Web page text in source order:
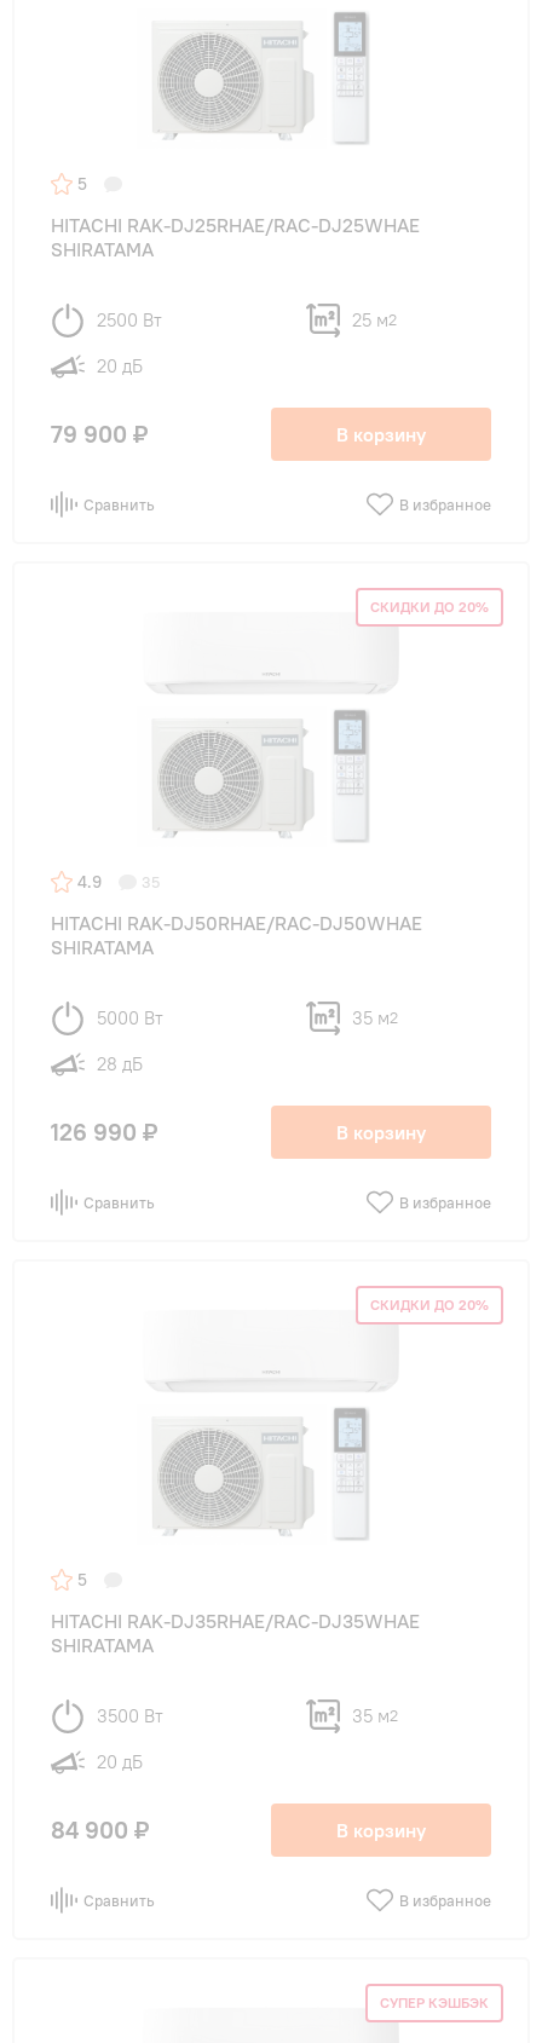
5
HITACHI RAK-DJ25RHAE/RAC-DJ25WHAE
SHIRATAMA
2500 Вт 25 м2
20 дБ
79 900 ₽ В корзину
Сравнить В избранное
СКИДКИ ДО 20%
4.9 35
HITACHI RAK-DJ50RHAE/RAC-DJ50WHAE
SHIRATAMA
5000 Вт 35 м2
28 дБ
126 990 ₽ В корзину
Сравнить В избранное
СКИДКИ ДО 20%
5
HITACHI RAK-DJ35RHAE/RAC-DJ35WHAE
SHIRATAMA
3500 Вт 35 м2
20 дБ
84 900 ₽ В корзину
Сравнить В избранное
СУПЕР КЭШБЭК